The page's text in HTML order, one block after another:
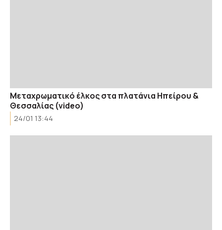
Μεταχρωματικό έλκος στα πλατάνια Ηπείρου &
Θεσσαλίας (video)
24/01 13:44